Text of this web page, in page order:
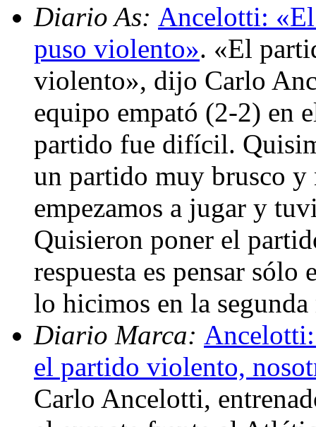
Diario As: Ancelotti:
puso violento». «El
violento», dijo Carlo
equipo empató (2-2) en
partido fue difícil.
un partido muy brusco
empezamos a jugar y
Quisieron poner el
respuesta es pensar
lo hicimos en la
Diario Marca:
el partido violento,
Carlo Ancelotti,